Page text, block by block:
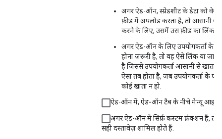
अगर ऐड-ऑन, स्प्रेडशीट के डेटा को वेब
फ़ीड में अपलोड करता है, तो आसानी से
करने के लिए, उसमें उस फ़ीड का लिंक
अगर ऐड-ऑन के लिए उपयोगकर्ता के
होना ज़रूरी है, तो वह ऐसे लिंक या
है जिससे उपयोगकर्ता आसानी से खाता
ऐसा तब होता है, जब उपयोगकर्ता के
कोई खाता न हो.
ऐड-ऑन में, ऐड-ऑनटैब के नीचे मेन्यू आइटम
अगर ऐड-ऑन में सिर्फ़ कस्टम फ़ंक्शन हैं, तो
सही दस्तावेज़ शामिल होते हैं.